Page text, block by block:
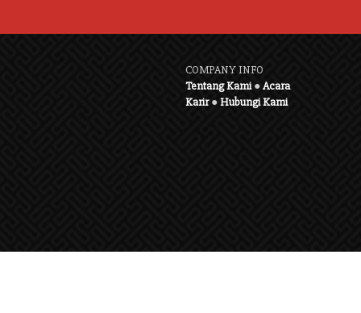
COMPANY INFO
Tentang Kami●Acara
Karir●Hubungi Kami